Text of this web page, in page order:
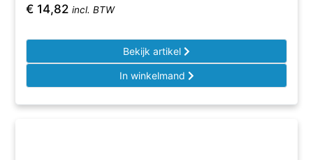
€ 14,82 incl. BTW
Bekijk artikel
In winkelmand